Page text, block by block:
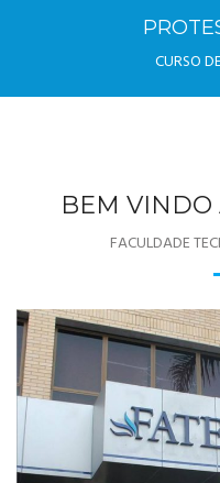
CURSO
BEM VINDO
FACULDADE